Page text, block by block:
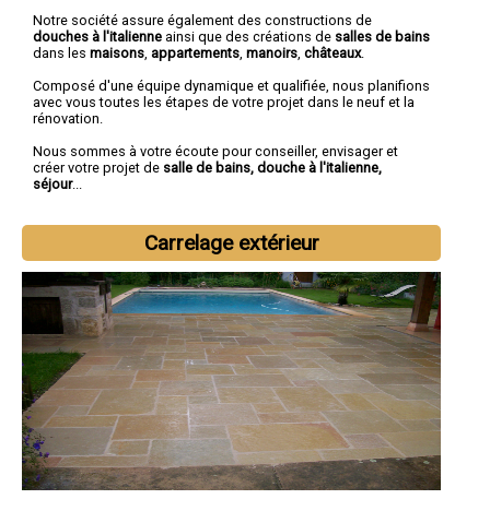
Notre société assure également des constructions de
douches à l'italienne ainsi que des créations de salles de bains
dans les maisons, appartements, manoirs, châteaux.
Composé d'une équipe dynamique et qualifiée, nous planifions
avec vous toutes les étapes de votre projet dans le neuf et la
rénovation.
Nous sommes à votre écoute pour conseiller, envisager et
créer votre projet de salle de bains, douche à l'italienne,
séjour...
Carrelage extérieur